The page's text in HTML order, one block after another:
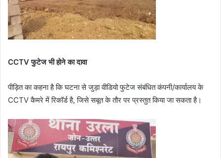
CCTV फुटेज भी होने का दावा
पीड़ित का कहना है कि घटना से जुड़ा वीडियो फुटेज संबंधित कंपनी/कार्यालय के
CCTV कैमरे में रिकॉर्ड है, जिसे सबूत के तौर पर प्रस्तुत किया जा सकता है।